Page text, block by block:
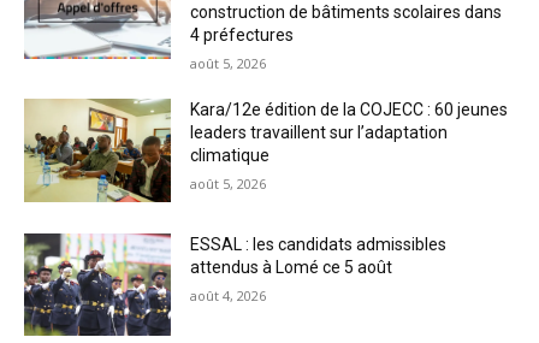
construction de bâtiments scolaires dans
4 préfectures
août 5, 2026
Kara/12e édition de la COJECC : 60 jeunes
leaders travaillent sur l’adaptation
climatique
août 5, 2026
ESSAL : les candidats admissibles
attendus à Lomé ce 5 août
août 4, 2026